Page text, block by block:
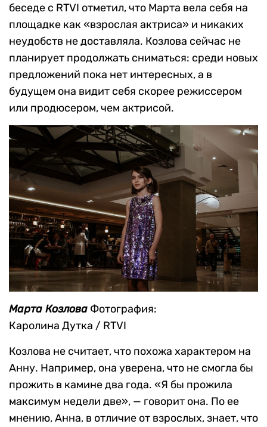
беседе с RTVI отметил, что Марта вела себя на
площадке как «взрослая актриса» и никаких
неудобств не доставляла. Козлова сейчас не
планирует продолжать сниматься: среди новых
предложений пока нет интересных, а в
будущем она видит себя скорее режиссером
или продюсером, чем актрисой.
Марта Козлова Фотография:
Каролина Дутка / RTVI
Козлова не считает, что похожа характером на
Анну. Например, она уверена, что не смогла бы
прожить в камине два года. «Я бы прожила
максимум недели две», — говорит она. По ее
мнению, Анна, в отличие от взрослых, знает, что